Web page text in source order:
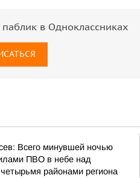
в Одноклассниках
Всего минувшей ночью
ПВО в небе над
районами региона